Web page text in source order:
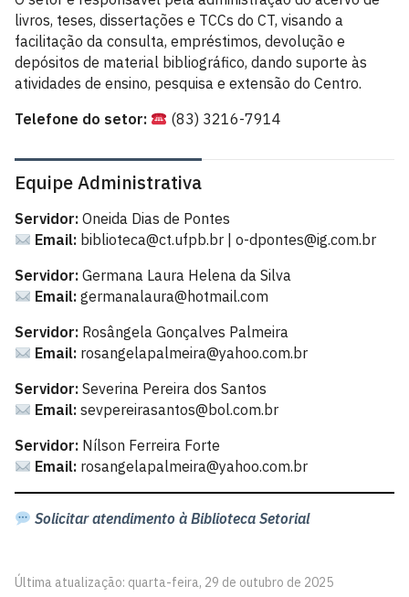
livros, teses, dissertações e TCCs do CT, visando a
facilitação da consulta, empréstimos, devolução e
depósitos de material bibliográfico, dando suporte às
atividades de ensino, pesquisa e extensão do Centro.
Telefone do setor:
(83) 3216-7914
Equipe Administrativa
Servidor: Oneida Dias de Pontes
Email: biblioteca@ct.ufpb.br | o-dpontes@ig.com.br
Servidor: Germana Laura Helena da Silva
Email: germanalaura@hotmail.com
Servidor: Rosângela Gonçalves Palmeira
Email: rosangelapalmeira@yahoo.com.br
Servidor: Severina Pereira dos Santos
Email: sevpereirasantos@bol.com.br
Servidor: Nílson Ferreira Forte
Email: rosangelapalmeira@yahoo.com.br
Solicitar atendimento à Biblioteca Setorial
Última atualização: quarta-feira, 29 de outubro de 2025